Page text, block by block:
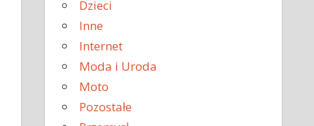
Dzieci
Inne
Internet
Moda i Uroda
Moto
Pozostałe